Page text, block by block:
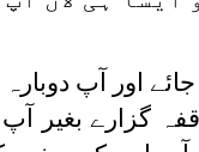
اور آپ دوبارہ
گزارے بغیر